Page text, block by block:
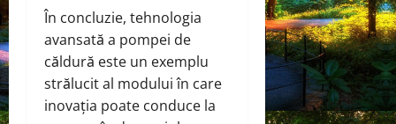
În concluzie, tehnologia
avansată a pompei de
căldură este un exemplu
strălucit al modului în care
inovația poate conduce la